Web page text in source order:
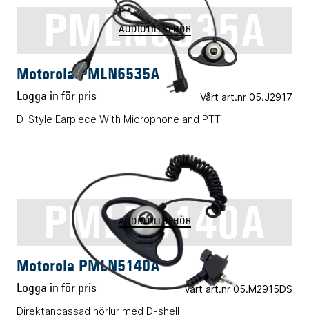
PMLN6535A
AUDIOTILLBEHÖR
Motorola PMLN6535A
Logga in för pris Vårt art.nr 05.J2917
D-Style Earpiece With Microphone and PTT
PMLN5140A
AUDIOTILLBEHÖR
Motorola PMLN5140A
Logga in för pris Vårt art.nr 05.M2915DS
Direktanpassad hörlur med D-shell